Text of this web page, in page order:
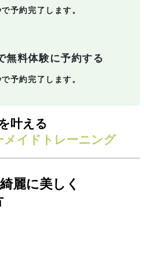
予約完了します。
無料体験に予約する
予約完了します。
叶える
メイドトレーニング
麗に美しく